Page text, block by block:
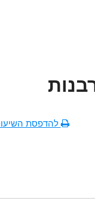
להדפסת